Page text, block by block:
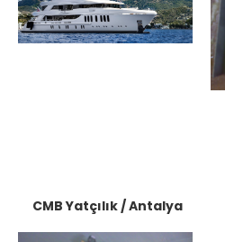
CMB Yatçılık / Antalya